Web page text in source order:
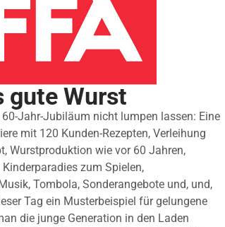
gute Wurst
Jahr-Jubiläum nicht lumpen lassen: Eine
mit 120 Kunden-Rezepten, Verleihung
Wurstproduktion wie vor 60 Jahren,
zum Spielen,
Tombola, Sonderangebote und, und,
Tag ein Musterbeispiel für gelungene
die junge Generation in den Laden